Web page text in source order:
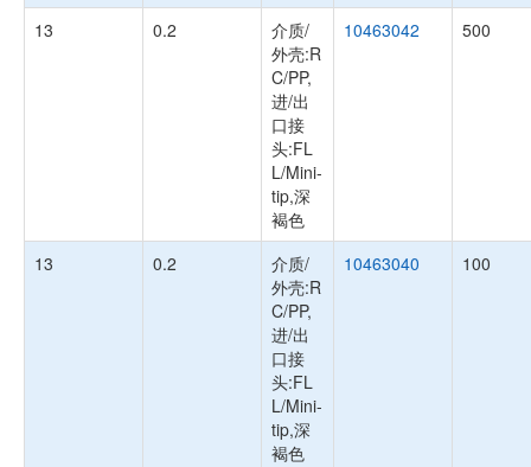
13 0.2
介质/
外壳:R
C/PP,
进/出
口接
头:FL
L/Mini-
tip,深
褐色
10463042 500
13 0.2
介质/
外壳:R
C/PP,
进/出
口接
头:FL
L/Mini-
tip,深
褐色
10463040 100